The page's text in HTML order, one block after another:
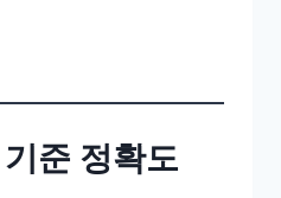
준 정확도